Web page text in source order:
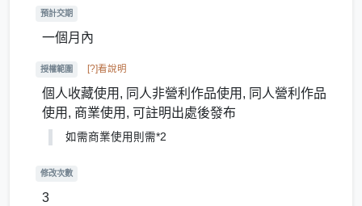
預計交期
一個月內
授權範圍 [?]看說明
個人收藏使用, 同人非營利作品使用, 同人營利作品
使用, 商業使用, 可註明出處後發布
如需商業使用則需*2
修改次數
3